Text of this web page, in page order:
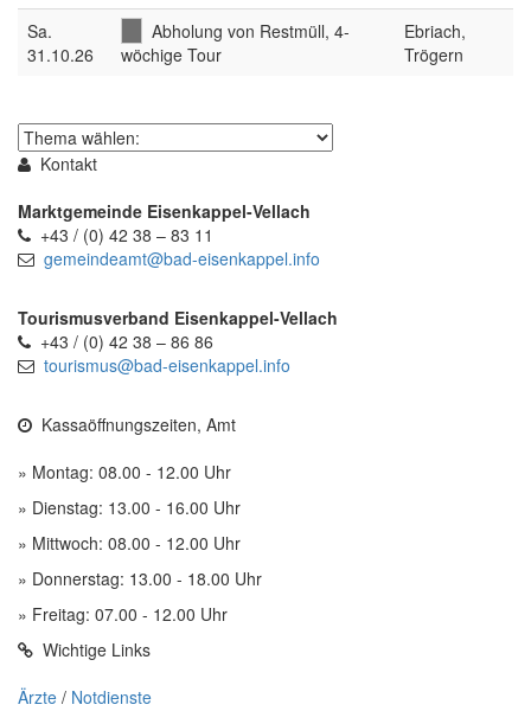
Sa.
31.10.26
Abholung von Restmüll, 4-
wöchige Tour
Ebriach,
Trögern
Thema
wählen
Kontakt
Marktgemeinde Eisenkappel-Vellach
+43 / (0) 42 38 – 83 11
gemeindeamt@bad-eisenkappel.info
Tourismusverband Eisenkappel-Vellach
+43 / (0) 42 38 – 86 86
tourismus@bad-eisenkappel.info
Kassaöffnungszeiten, Amt
» Montag: 08.00 - 12.00 Uhr
» Dienstag: 13.00 - 16.00 Uhr
» Mittwoch: 08.00 - 12.00 Uhr
» Donnerstag: 13.00 - 18.00 Uhr
» Freitag: 07.00 - 12.00 Uhr
Wichtige Links
Ärzte / Notdienste